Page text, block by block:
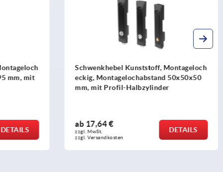
DETAILS
Schwenkhebel Kunststoff, Montageloch
rund, Montagelochabstand 105/130
mm, mit Abdeckung
ab16,04 €
zzgl. MwSt.
zzgl. Versandkosten
DETAILS